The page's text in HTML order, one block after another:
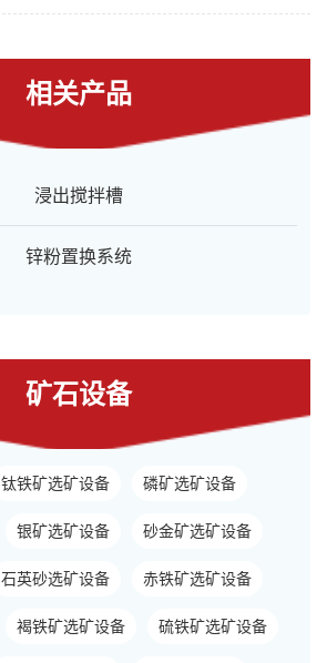
相关产品
浸出搅拌槽
锌粉置换系统
矿石设备
钛铁矿选矿设备 磷矿选矿设备
银矿选矿设备 砂金矿选矿设备
石英砂选矿设备 赤铁矿选矿设备
褐铁矿选矿设备 硫铁矿选矿设备